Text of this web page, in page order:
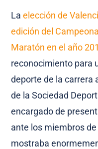
Laelección de
edición del
Maratón en el año
reconocimiento para
deporte de la carrera
de la Sociedad
encargado de
ante los miembros
mostraba